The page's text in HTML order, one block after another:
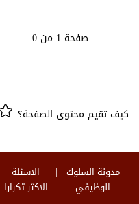
صفحة 1 من 0
كيف تقيم محتوى الصفحة؟
مدونة السلوك
الوظيفي
الاسئلة
الاكثر تكرارا